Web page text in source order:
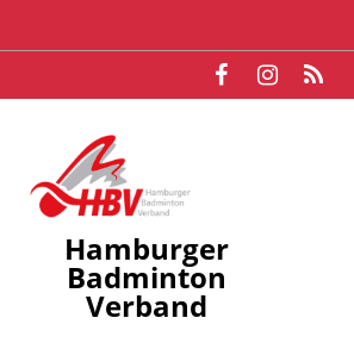
Hamburger
Badminton
Verband